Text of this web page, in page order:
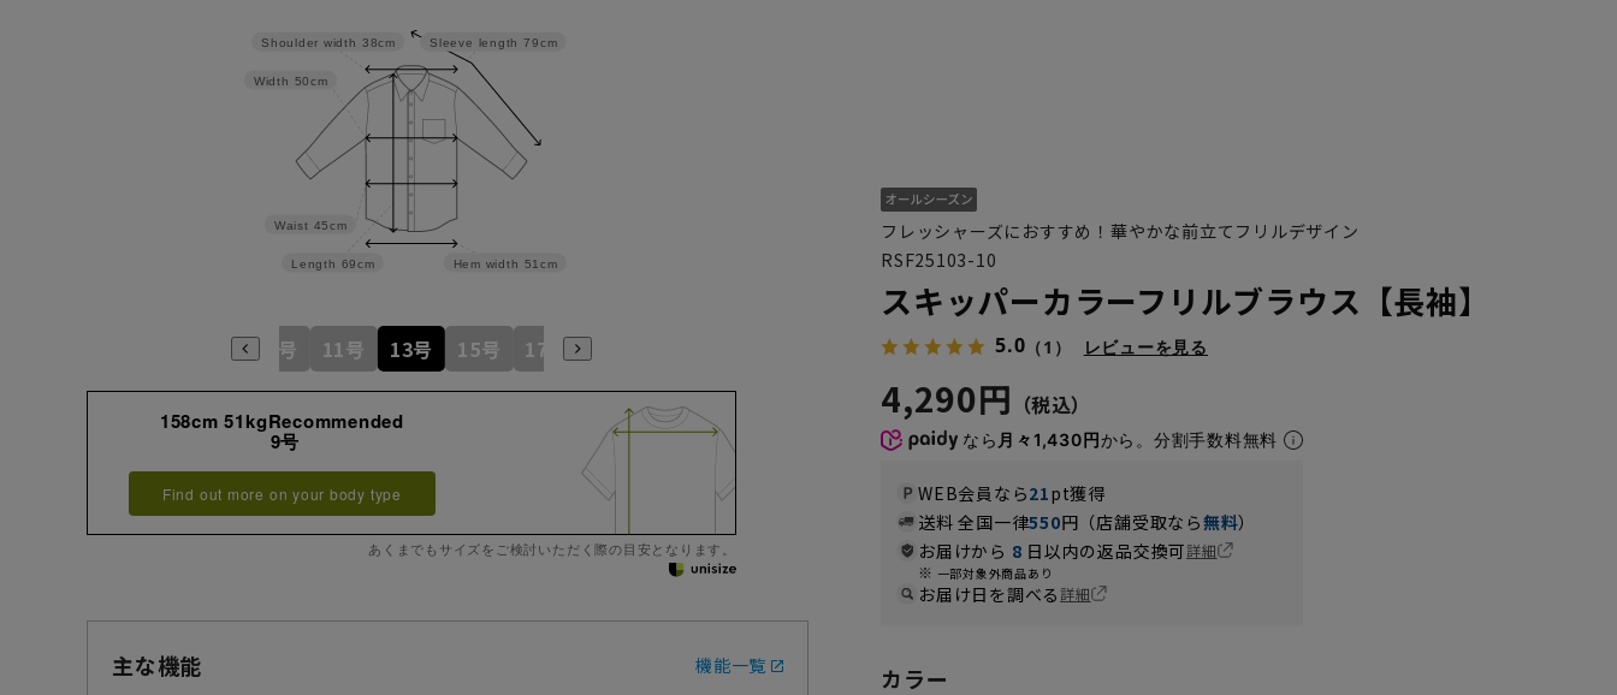
Hem width 51cm
Sleeve length 79cm
Length 69cm
Waist 45cm
Width 50cm
Shoulder width 38cm
7号 9号 11号 13号 15号 17号
158cm 51kgRecommended
9号
Find out more on your body type
あくまでもサイズをご検討いただく際の目安となります。
主な機能 機能一覧
フレッシャーズにおすすめ！華やかな前立てフリルデザイン
RSF25103-10
スキッパーカラーフリルブラウス【長袖】
5.0 （1） レビューを見る
4,290円
なら 月々1,430円から。分割手数料無料
WEB会員なら21pt獲得
送料 全国一律550円（店舗受取なら無料）
お届けから 8 日以内の返品交換可詳細
一部対象外商品あり
お届け日を調べる詳細
カラー